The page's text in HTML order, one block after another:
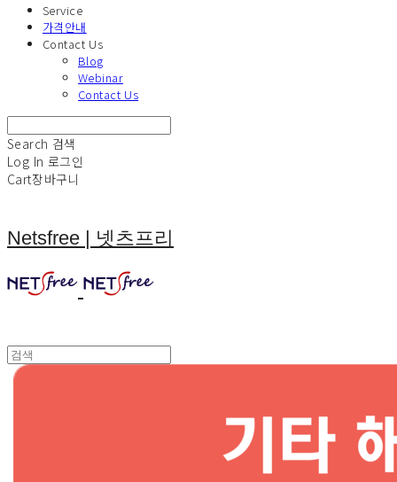
Service
가격안내
Contact Us
Blog
Webinar
Contact Us
Search 검색
Log In 로그인
Cart장바구니
Netsfree | 넷츠프리